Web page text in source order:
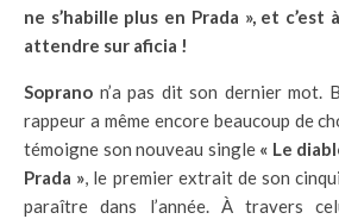
ne s’habille plus en Prada », et c’est
attendre sur aficia !
Soprano n’a pas dit son dernier mot.
rappeur a même encore beaucoup de
témoigne son nouveau single « Le
Prada », le premier extrait de son
paraître dans l’année. À travers